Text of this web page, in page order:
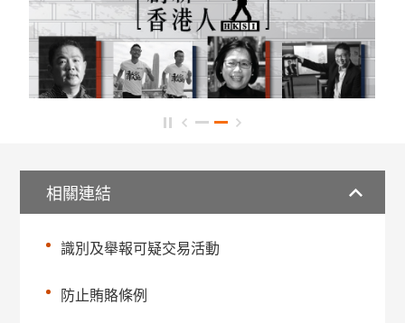
相關連結
識別及舉報可疑交易活動
防止賄賂條例